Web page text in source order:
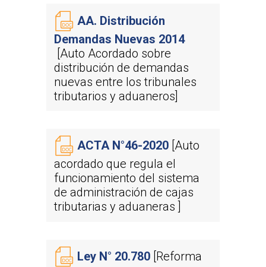
AA. Distribución
Demandas Nuevas 2014
[Auto Acordado sobre
distribución de demandas
nuevas entre los tribunales
tributarios y aduaneros]
ACTA N°46-2020 [Auto
acordado que regula el
funcionamiento del sistema
de administración de cajas
tributarias y aduaneras ]
Ley N° 20.780 [Reforma